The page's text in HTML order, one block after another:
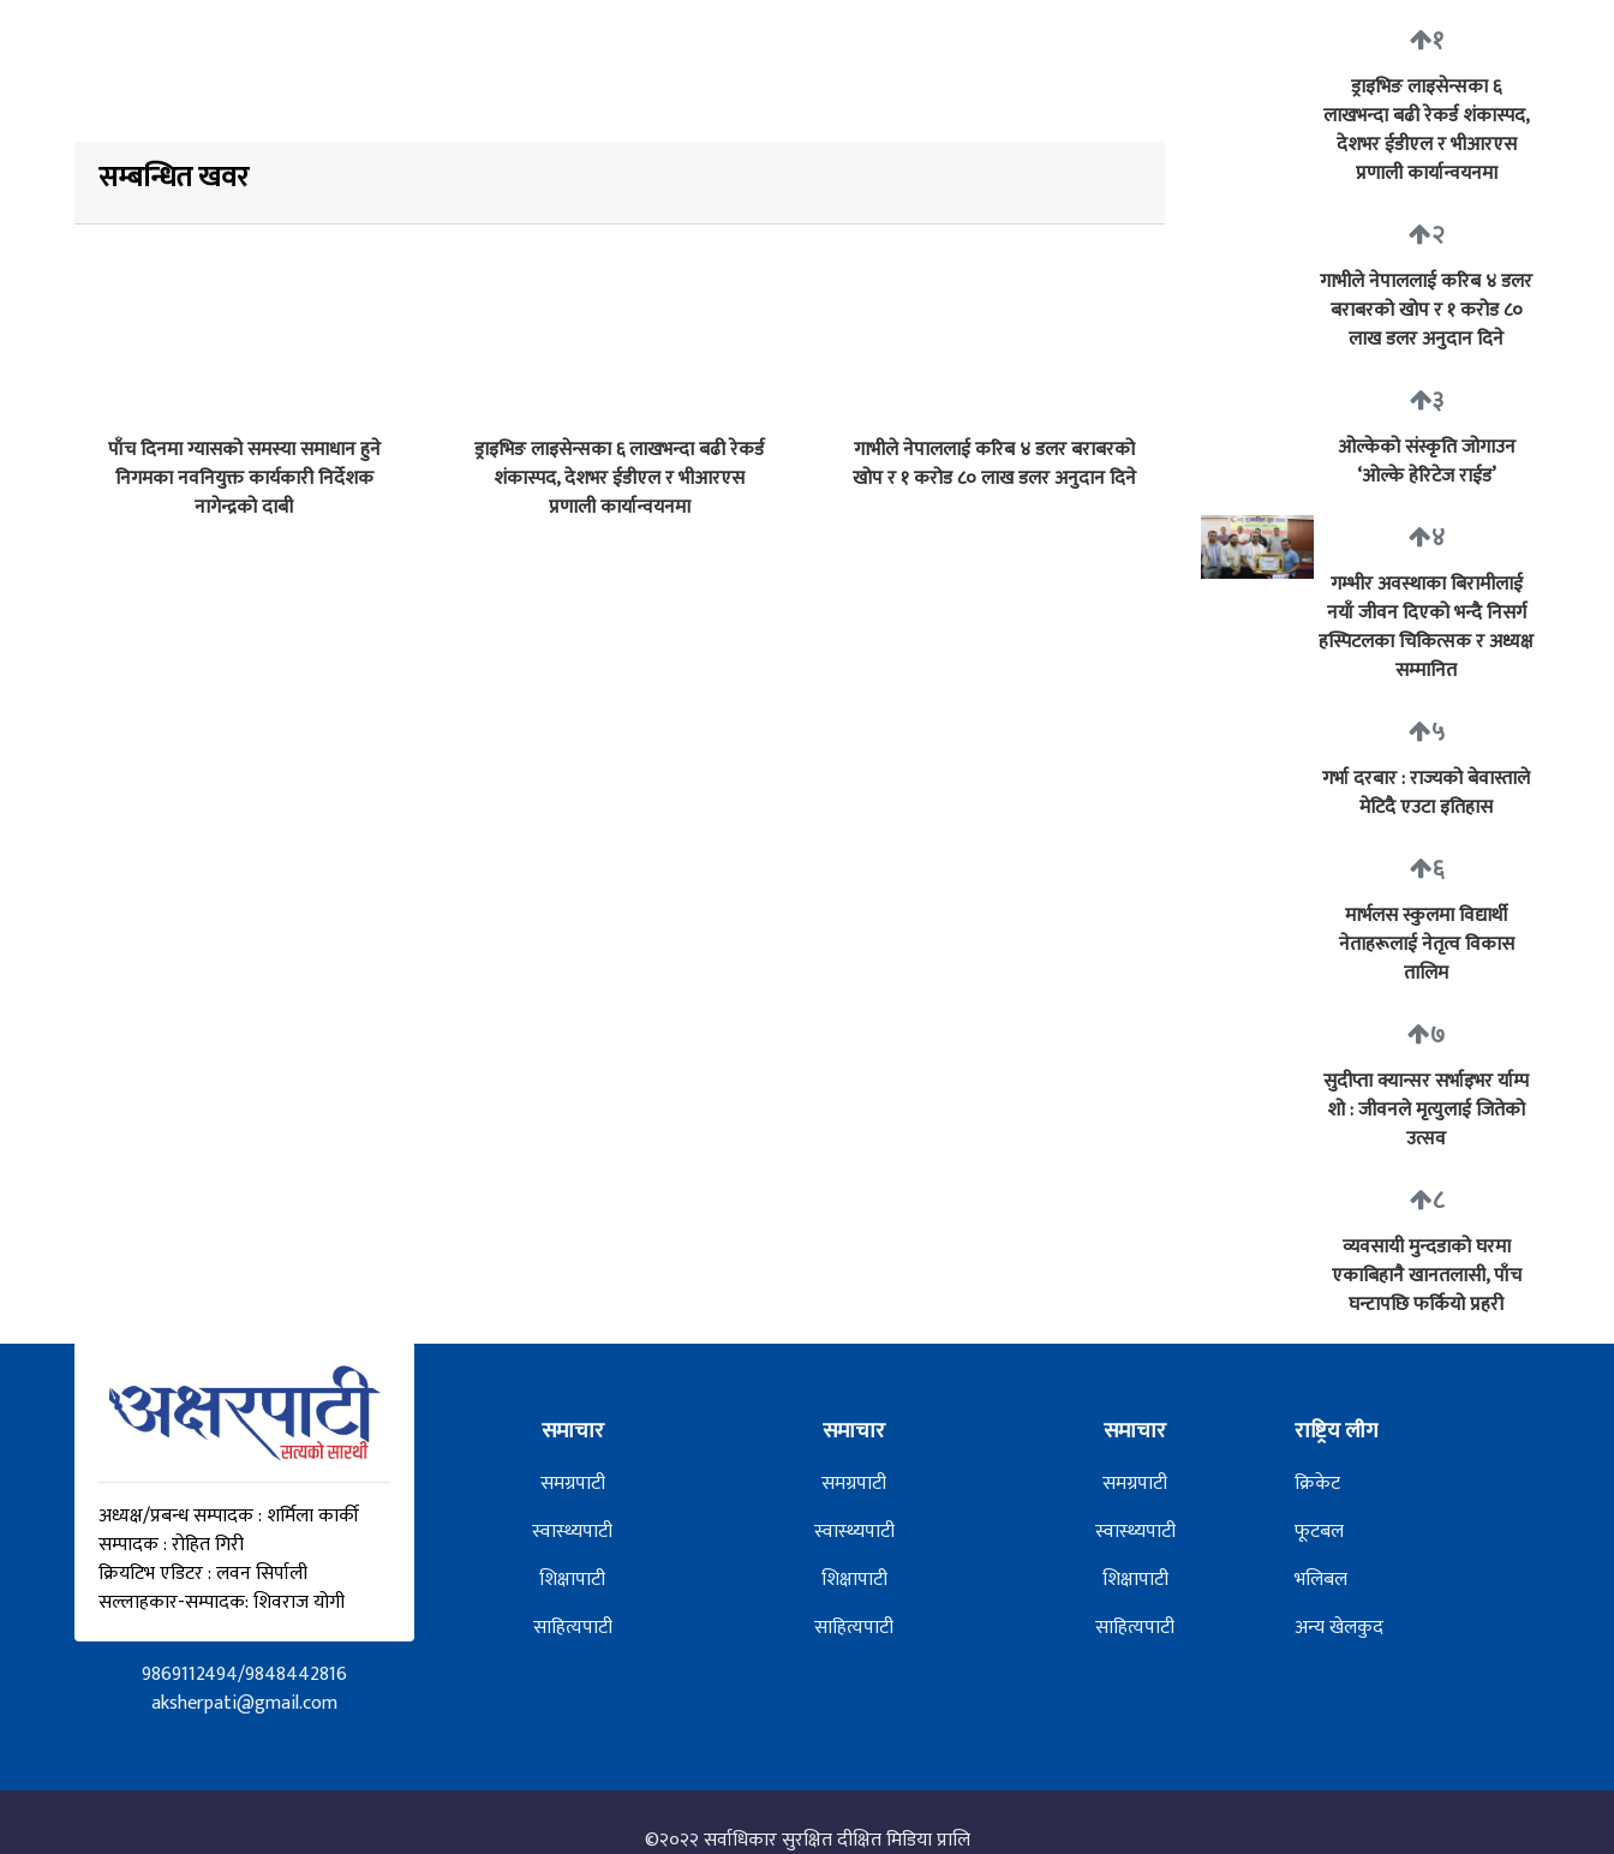
सम्बन्धित खवर
पाँच दिनमा ग्यासको समस्या समाधान हुने
निगमका नवनियुक्त कार्यकारी निर्देशक
नागेन्द्रको दाबी
ड्राइभिङ लाइसेन्सका ६ लाखभन्दा बढी रेकर्ड
शंकास्पद, देशभर ईडीएल र भीआरएस
प्रणाली कार्यान्वयनमा
गाभीले नेपाललाई करिब ४ डलर बराबरको
खोप र १ करोड ८० लाख डलर अनुदान दिने
१
ड्राइभिङ लाइसेन्सका ६
लाखभन्दा बढी रेकर्ड शंकास्पद,
देशभर ईडीएल र भीआरएस
प्रणाली कार्यान्वयनमा
२
गाभीले नेपाललाई करिब ४ डलर
बराबरको खोप र १ करोड ८०
लाख डलर अनुदान दिने
३
ओल्केको संस्कृति जोगाउन
‘ओल्के हेरिटेज राईड’
४
गम्भीर अवस्थाका बिरामीलाई
नयाँ जीवन दिएको भन्दै निसर्ग
हस्पिटलका चिकित्सक र अध्यक्ष
सम्मानित
५
गर्भा दरबार : राज्यको बेवास्ताले
मेटिदै एउटा इतिहास
६
मार्भलस स्कुलमा विद्यार्थी
नेताहरूलाई नेतृत्व विकास
तालिम
७
सुदीप्ता क्यान्सर सर्भाइभर र्याम्प
शो : जीवनले मृत्युलाई जितेको
उत्सव
८
व्यवसायी मुन्दडाको घरमा
एकाबिहानै खानतलासी, पाँच
घन्टापछि फर्कियो प्रहरी
अध्यक्ष/प्रबन्ध सम्पादक : शर्मिला कार्की
सम्पादक : रोहित गिरी
क्रियटिभ एडिटर : लवन सिर्पाली
सल्लाहकार-सम्पादक: शिवराज योगी
9869112494/9848442816
aksherpati@gmail.com
समाचार
समग्रपाटी
स्वास्थ्यपाटी
शिक्षापाटी
साहित्यपाटी
समाचार
समग्रपाटी
स्वास्थ्यपाटी
शिक्षापाटी
साहित्यपाटी
समाचार
समग्रपाटी
स्वास्थ्यपाटी
शिक्षापाटी
साहित्यपाटी
राष्ट्रिय लीग
क्रिकेट
फूटबल
भलिबल
अन्य खेलकुद
©२०२२सर्वाधिकार सुरक्षित दीक्षित मिडिया प्रालि